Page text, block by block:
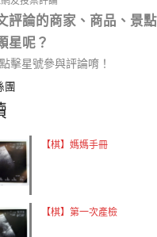
評論的商家、商品、景
星呢？
擊星號參與評論唷！
團
【棋】媽媽手冊
【棋】第一次產檢